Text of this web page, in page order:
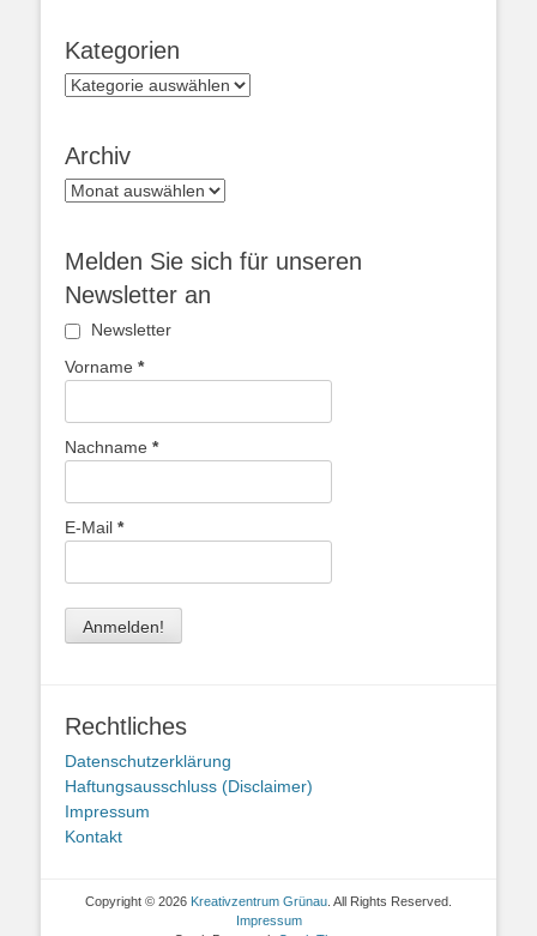
Kategorien
Kategorien
Archiv
Archiv
Melden Sie sich für unseren
Newsletter an
Newsletter
Vorname *
Nachname *
E-Mail *
Rechtliches
Datenschutzerklärung
Haftungsausschluss (Disclaimer)
Impressum
Kontakt
Copyright © 2026 Kreativzentrum Grünau . All Rights Reserved.
Impressum